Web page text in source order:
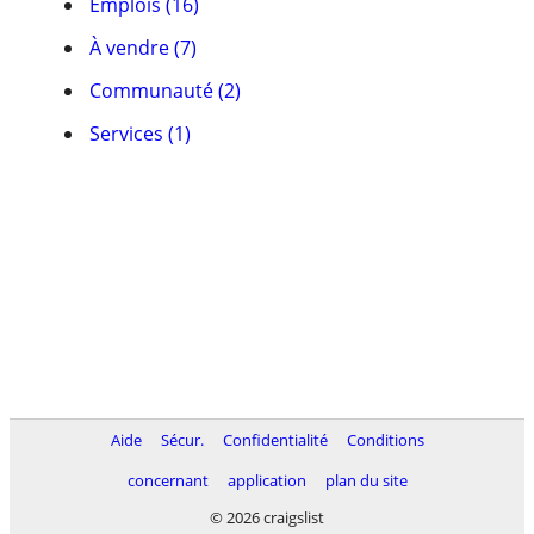
À vendre (7)
Communauté (2)
Services (1)
Aide Sécur. Confidentialité
Conditions
concernant
application
plan du site
© 2026 craigslist